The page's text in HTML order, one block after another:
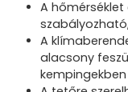
A
A
alacsony
kempingekben